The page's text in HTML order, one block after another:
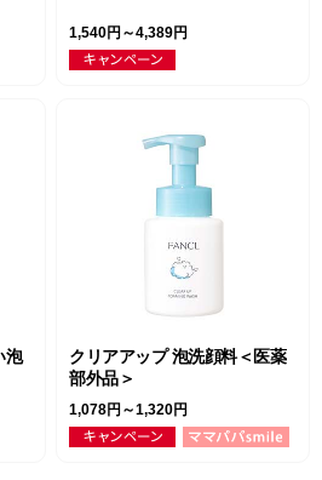
1,540円～4,389円
泡
クリアアップ 泡洗顔料＜医薬
部外品＞
1,078円～1,320円